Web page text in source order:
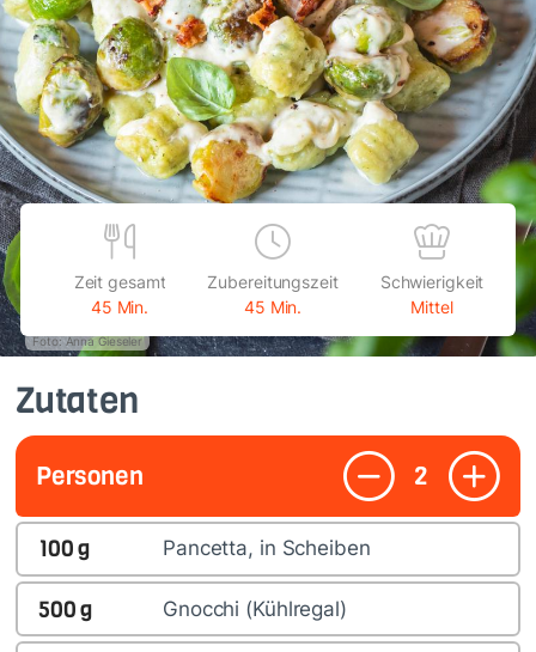
Foto: Anna Gieseler
Zeit gesamt
45 Min.
Zubereitungszeit
45 Min.
Schwierigkeit
Mittel
Zutaten
Personen 2
100g Pancetta, in Scheiben
500g Gnocchi (Kühlregal)